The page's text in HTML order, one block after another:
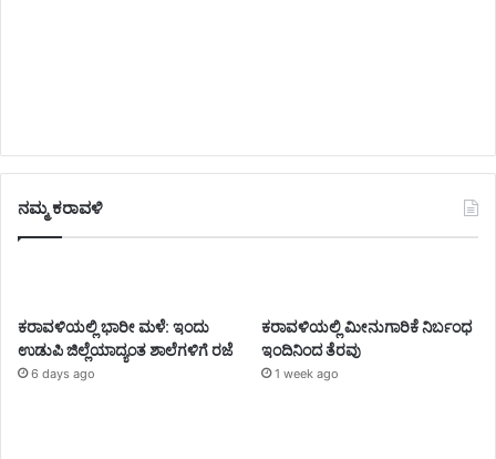
ನಮ್ಮ ಕರಾವಳಿ
ಕರಾವಳಿಯಲ್ಲಿ ಭಾರೀ ಮಳೆ: ಇಂದು
ಉಡುಪಿ ಜಿಲ್ಲೆಯಾದ್ಯಂತ ಶಾಲೆಗಳಿಗೆ ರಜೆ
6 days ago
ಕರಾವಳಿಯಲ್ಲಿ ಮೀನುಗಾರಿಕೆ ನಿರ್ಬಂಧ
ಇಂದಿನಿಂದ ತೆರವು
1 week ago